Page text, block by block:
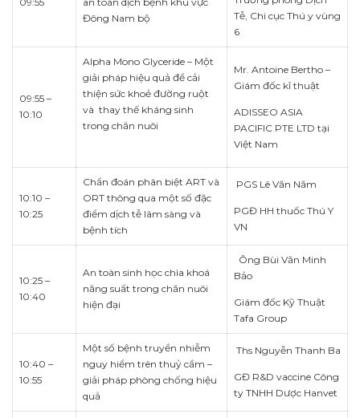
Đông Nam bộ
Tễ, Chi cục Thú y vùng
6
09:55 –
10:10
Alpha Mono Glyceride – Một
giải pháp hiệu quả để cải
thiện sức khoẻ đường ruột
và thay thế kháng sinh
trong chăn nuôi
Mr. Antoine Bertho –
Giám đốc kĩ thuật
ADISSEO ASIA
PACIFIC PTE LTD tại
Việt Nam
10:10 –
10:25
Chẩn đoán phân biệt ART và
ORT thông qua một số đặc
điểm dịch tễ lâm sàng và
bệnh tích
PGS Lê Văn Năm
PGĐ HH thuốc Thú Y
VN
10:25 –
10:40
An toàn sinh học chìa khoá
năng suất trong chăn nuôi
hiện đại
Ông Bùi Văn Minh
Bảo
Giám đốc Kỹ Thuật
Tafa Group
10:40 –
10:55
Một số bệnh truyền nhiễm
nguy hiểm trên thuỷ cầm –
giải pháp phòng chống hiệu
quả
Ths Nguyễn Thanh Ba
GĐ R&D vaccine Công
ty TNHH Dược Hanvet